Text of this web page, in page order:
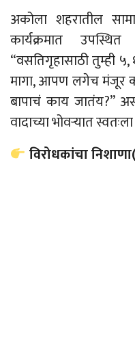
अकोला शहरातील
कार्यक्रमात
“वसतिगृहासाठी तुम्ही
मागा, आपण लगेच मंजूर
बापाचं काय जातंय?”
वादाच्या भोवऱ्यात
विरोधकांचा निशाणा